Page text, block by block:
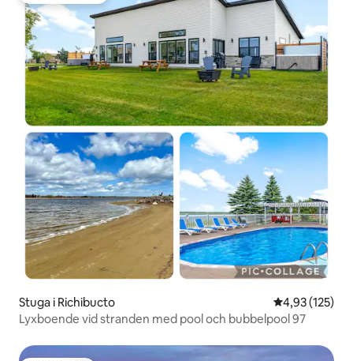
Stuga i Richibucto 4,93 av 5 i
4,93 (125)
Lyxboende vid stranden med pool och bubbelpool 97